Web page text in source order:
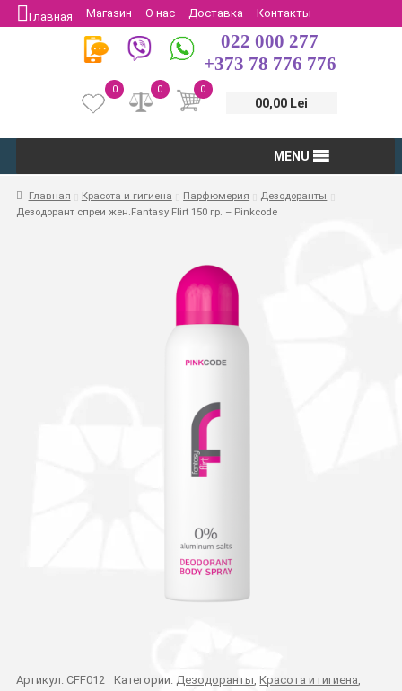
Главная Магазин О нас Доставка
Контакты
Защита потребителей
Возврат
022 000 277
+373 78 776 776
0
00,00 Lei
0
0
MENU
Главная Красота и гигиена Парфюмерия
Дезодоранты
Дезодорант спреи жен.Fantasy Flirt 150 гр. – Pinkcode
Артикул: CFF012 Категории: Дезодоранты,Красота и гигиена,